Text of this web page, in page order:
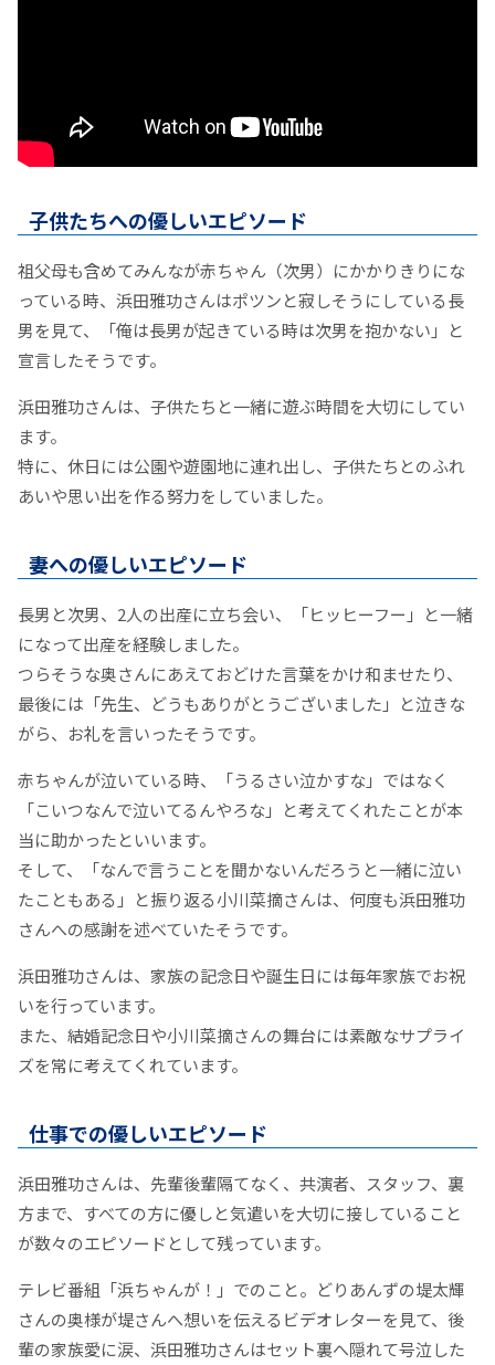
子供たちへの優しいエピソード
祖父母も含めてみんなが赤ちゃん（次男）にかかりきりにな
っている時、浜田雅功さんはポツンと寂しそうにしている長
男を見て、「俺は長男が起きている時は次男を抱かない」と
宣言したそうです。
浜田雅功さんは、子供たちと一緒に遊ぶ時間を大切にしてい
ます。
特に、休日には公園や遊園地に連れ出し、子供たちとのふれ
あいや思い出を作る努力をしていました。
妻への優しいエピソード
長男と次男、2人の出産に立ち会い、「ヒッヒーフー」と一緒
になって出産を経験しました。
つらそうな奥さんにあえておどけた言葉をかけ和ませたり、
最後には「先生、どうもありがとうございました」と泣きな
がら、お礼を言いったそうです。
赤ちゃんが泣いている時、「うるさい泣かすな」ではなく
「こいつなんで泣いてるんやろな」と考えてくれたことが本
当に助かったといいます。
そして、「なんで言うことを聞かないんだろうと一緒に泣い
たこともある」と振り返る小川菜摘さんは、何度も浜田雅功
さんへの感謝を述べていたそうです。
浜田雅功さんは、家族の記念日や誕生日には毎年家族でお祝
いを行っています。
また、結婚記念日や小川菜摘さんの舞台には素敵なサプライ
ズを常に考えてくれています。
仕事での優しいエピソード
浜田雅功さんは、先輩後輩隔てなく、共演者、スタッフ、裏
方まで、すべての方に優しと気遣いを大切に接していること
が数々のエピソードとして残っています。
テレビ番組「浜ちゃんが！」でのこと。どりあんずの堤太輝
さんの奥様が堤さんへ想いを伝えるビデオレターを見て、後
輩の家族愛に涙、浜田雅功さんはセット裏へ隠れて号泣した